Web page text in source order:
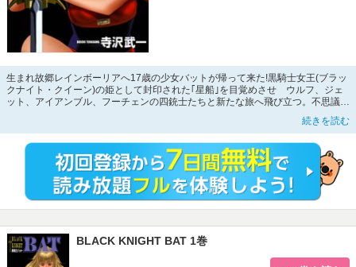
生まれ故郷レインボーリアへ17歳の少女バットが帰って来た!黒騎士女王(ブラッ
クナイト・クイーン)の姫として封印された｢星船｣を目覚めさせ ウルフ、ジェ
ット、アイアンブル、フーチェンの四銃士たちと新たな旅へ飛び立つ。不思議な
続きを読む
BLACK KNIGHT BAT 1巻